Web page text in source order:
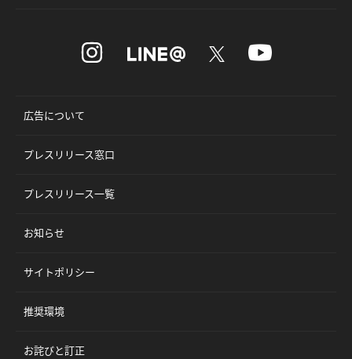
広告について
プレスリリース窓口
プレスリリース一覧
お知らせ
サイトポリシー
推奨環境
お詫びと訂正